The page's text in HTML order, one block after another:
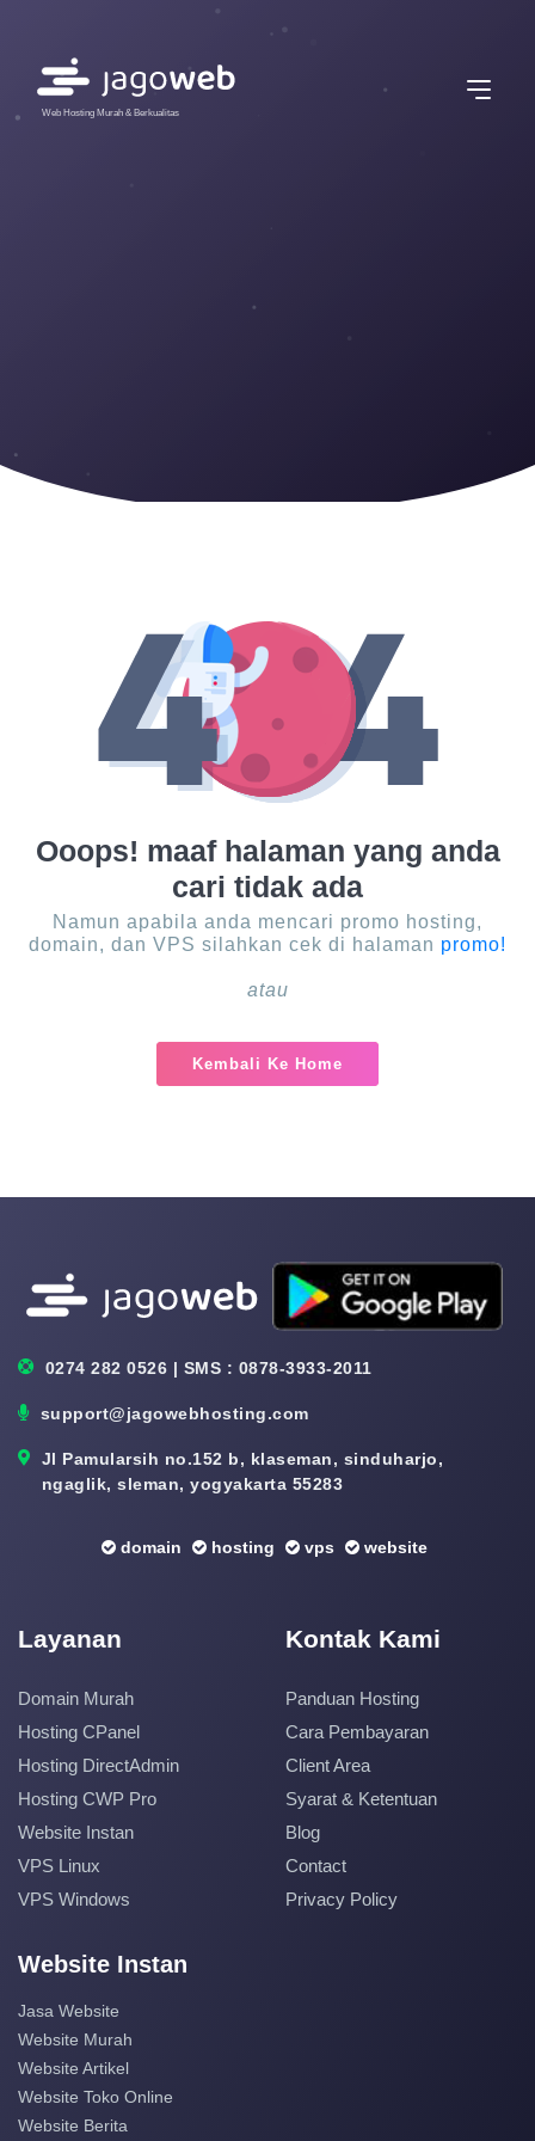
Web Hosting Murah & Berkualitas
Ooops! maaf halaman yang anda
cari tidak ada
Namun apabila anda mencari promo hosting,
domain, dan VPS silahkan cek di halaman promo!
atau
Kembali Ke Home
0274 282 0526 | SMS : 0878-3933-2011
support@jagowebhosting.com
Jl Pamularsih no.152 b, klaseman, sinduharjo,
ngaglik, sleman, yogyakarta 55283
domain hosting vps website
Layanan
Domain Murah
Hosting CPanel
Hosting DirectAdmin
Hosting CWP Pro
Website Instan
VPS Linux
VPS Windows
Kontak Kami
Panduan Hosting
Cara Pembayaran
Client Area
Syarat & Ketentuan
Blog
Contact
Privacy Policy
Website Instan
Jasa Website
Website Murah
Website Artikel
Website Toko Online
Website Berita